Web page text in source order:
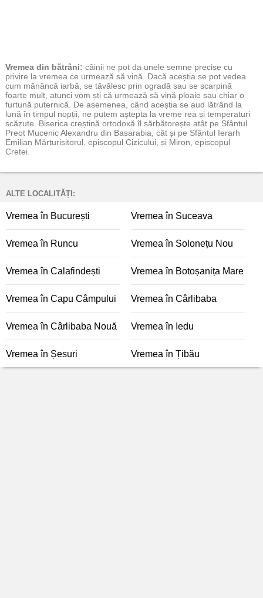
Vremea din bătrâni: câinii ne pot da unele semne precise cu
privire la vremea ce urmează să vină. Dacă aceștia se pot vedea
cum mănâncă iarbă, se tăvălesc prin ogradă sau se scarpină
foarte mult, atunci vom ști că urmează să vină ploaie sau chiar o
furtună puternică. De asemenea, când aceștia se aud lătrând la
lună în timpul nopții, ne putem aștepta la vreme rea și temperaturi
scăzute. Biserica creștină ortodoxă îl sărbătorește atât pe Sfântul
Preot Mucenic Alexandru din Basarabia, cât și pe Sfântul Ierarh
Emilian Mărturisitorul, episcopul Cizicului, și Miron, episcopul
Cretei.
ALTE LOCALITĂȚI:
Vremea în București Vremea în Suceava
Vremea în Runcu Vremea în Solonețu Nou
Vremea în Calafindești Vremea în Botoșanița Mare
Vremea în Capu Câmpului Vremea în Cârlibaba
Vremea în Cârlibaba Nouă Vremea în Iedu
Vremea în Șesuri Vremea în Țibău